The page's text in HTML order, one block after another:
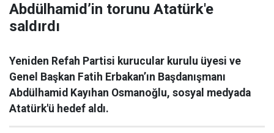
Abdülhamid’in torunu Atatürk'e
saldırdı
Yeniden Refah Partisi kurucular kurulu üyesi ve
Genel Başkan Fatih Erbakan’ın Başdanışmanı
Abdülhamid Kayıhan Osmanoğlu, sosyal medyada
Atatürk'ü hedef aldı.